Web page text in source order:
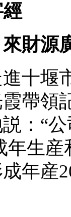
財源
堰市
帶領
：“
年生
年産